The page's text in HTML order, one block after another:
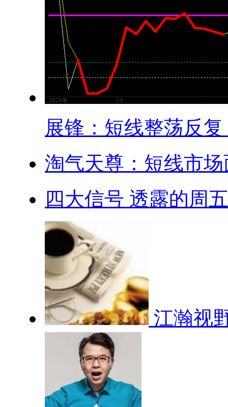
展锋：短线整荡反复
淘气天尊：短线市
四大信号 透露的周
江瀚视